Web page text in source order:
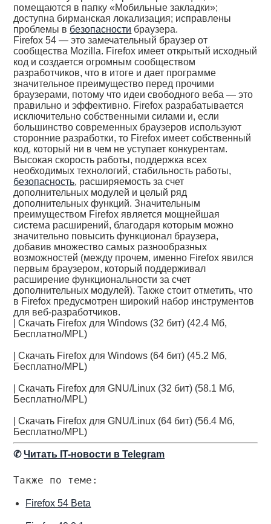
помещаются в папку «Мобильные закладки»;
доступна бирманская локализация; исправлены
проблемы в безопасности браузера.
Firefox 54 — это замечательный браузер от
сообщества Mozilla. Firefox имеет открытый исходный
код и создается огромным сообществом
разработчиков, что в итоге и дает программе
значительное преимущество перед прочими
браузерами, потому что идеи свободного веба — это
правильно и эффективно. Firefox разрабатывается
исключительно собственными силами и, если
большинство современных браузеров используют
сторонние разработки, то Firefox имеет собственный
код, который ни в чем не уступает конкурентам.
Высокая скорость работы, поддержка всех
необходимых технологий, стабильность работы,
безопасность, расширяемость за счет
дополнительных модулей и целый ряд
дополнительных функций. Значительным
преимуществом Firefox является мощнейшая
система расширений, благодаря которым можно
значительно повысить функционал браузера,
добавив множество самых разнообразных
возможностей (между прочем, именно Firefox явился
первым браузером, который поддерживал
расширение функциональности за счет
дополнительных модулей). Также стоит отметить, что
в Firefox предусмотрен широкий набор инструментов
для веб-разработчиков.
| Скачать Firefox для Windows (32 бит) (42.4 Мб,
Бесплатно/MPL)
| Скачать Firefox для Windows (64 бит) (45.2 Мб,
Бесплатно/MPL)
| Скачать Firefox для GNU/Linux (32 бит) (58.1 Мб,
Бесплатно/MPL)
| Скачать Firefox для GNU/Linux (64 бит) (56.4 Мб,
Бесплатно/MPL)
✆Читать IT-новости в Telegram
Также по теме:
Firefox 54 Beta